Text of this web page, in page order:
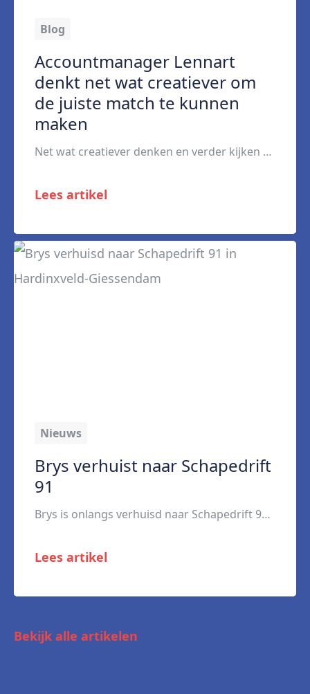
Blog
Accountmanager Lennart
denkt net wat creatiever om
de juiste match te kunnen
maken
Net wat creatiever denken en verder kijken dan een cv. Dat is wat Lennart Blokland, accountmanager bij Brys, doet als hij bedrijven en kandidaten met elkaar in contact brengt. Daarbij blijft hij wel realistisch. “Ik vind het mooi dat je echt verschil kunt maken voor kandidaten.” Sinds dit voorjaar bemiddelt de 33-jarige Lennart weer kandidaten […]
Lees artikel
Nieuws
Brys verhuist naar Schapedrift
91
Brys is onlangs verhuisd naar Schapedrift 91 in Hardinxveld-Giessendam. Vanuit dit nieuwe hoofdkantoor van de recruitmentlabels kan nog beter worden samengewerkt met collega’s. “Door de centrale ligging en de aanwezigheid van verschillende labels en afdelingen onder één dak kunnen we efficiënter samenwerken en kennis gemakkelijker delen.” De verhuizing sluit volgens manager Johan Scheurwater goed aan […]
Lees artikel
Bekijk alle artikelen